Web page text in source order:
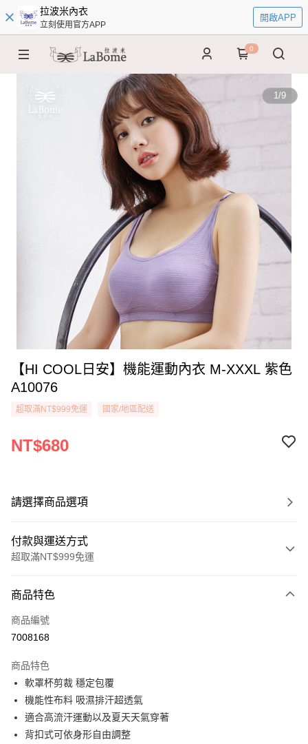
拉波米內衣
立刻使用官方APP
開啟APP
0
1/9
【HI COOL日安】機能運動內衣 M-XXXL 紫色
A10076
超取滿NT$999免運 國家/地區配送
NT$680
請選擇商品選項
付款與運送方式
超取滿NT$999免運
信用卡一次付款
超商取貨付款
Apple Pay
悠遊付
全盈+PAY
商品特色
商品編號
7008168
商品特色
軟罩杯剪裁 穩定包覆
機能性布料 吸濕排汗超透氣
適合高流汗運動以及夏天天氣穿著
背扣式可依身形自由調整